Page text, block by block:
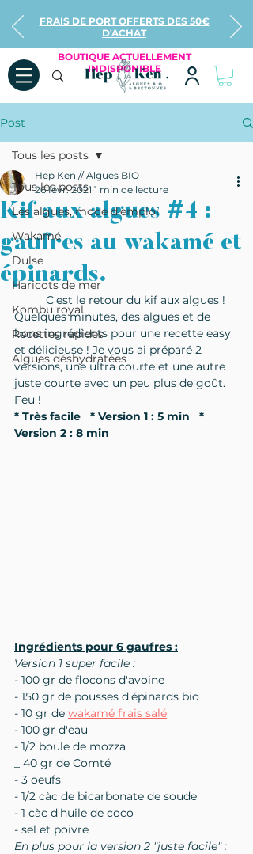
FRAIS DE PORT OFFERTS DES 50€
D'ACHAT
BOUTIQUE ACTUELLEMENT
INDISPONIBLE
Post
Tous les posts
Les algues, mode d'emploi
Wakamé
Dulse
Haricots de mer
Kombu royal
Recettes rapides
Algues déshydratées
Tous les posts
Kif aux algues #4 :
gaufres au wakamé et
épinards.
Hep Ken // Algues BIO
26 févr. 2021 1 min de lecture
Quelques minutes, des algues et de
bons ingrédients pour une recette easy
et délicieuse ! Je vous ai préparé 2
versions, une ultra courte et une autre
juste courte avec un peu plus de goût.
Feu !
* Très facile   * Version 1 : 5 min   *
Version 2 : 8 min
Ingrédients pour 6 gaufres :
Version 1 super facile :
- 100 gr de flocons d'avoine
- 150 gr de pousses d'épinards bio
- 10 gr de wakamé frais salé
- 100 gr d'eau
- 1/2 boule de mozza
_ 40 gr de Comté
- 3 oeufs
- 1/2 càc de bicarbonate de soude
- 1 càc d'huile de coco
- sel et poivre
En plus pour la version 2 "juste facile" :